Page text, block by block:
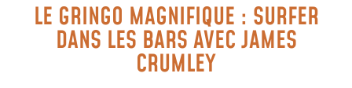
LE GRINGO MAGNIFIQUE : SURFER
DANS LES BARS AVEC JAMES
CRUMLEY